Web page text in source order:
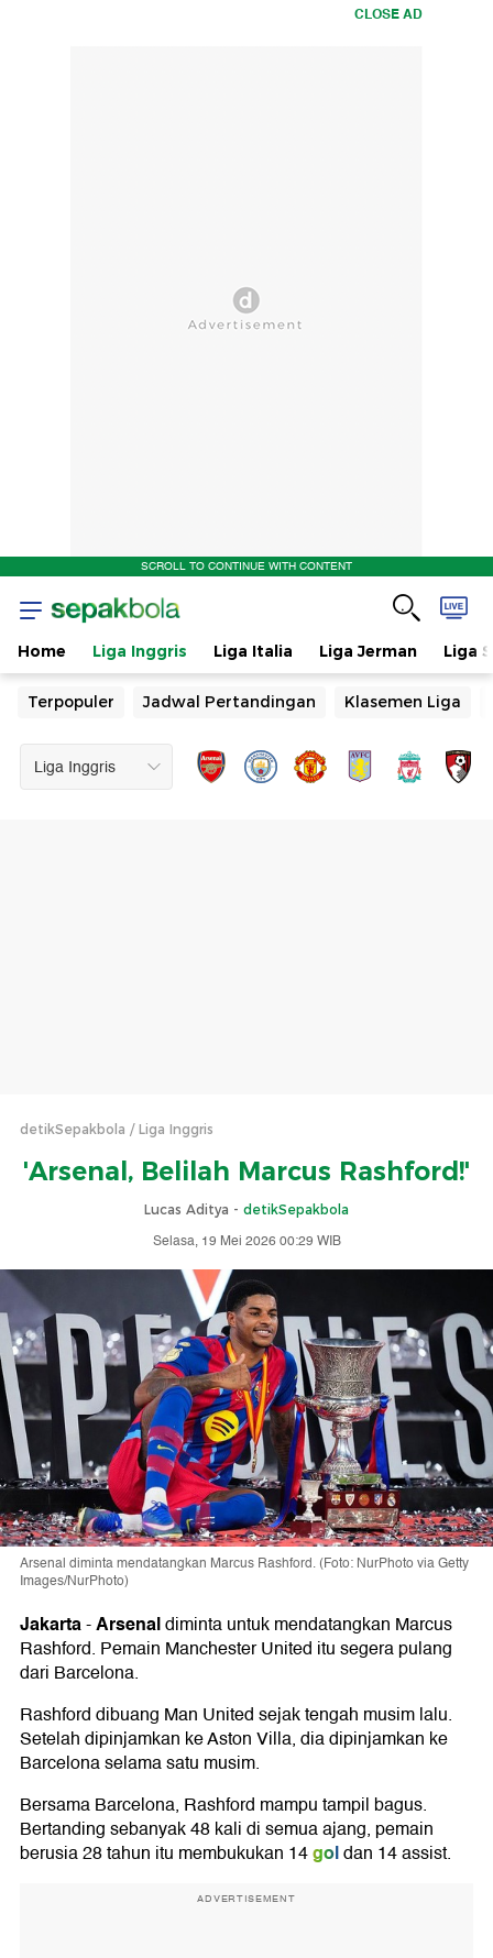
CLOSE AD
SCROLL TO CONTINUE WITH CONTENT
Home Liga Inggris Liga Italia Liga Jerman Liga
Terpopuler Jadwal Pertandingan Klasemen Liga
detikSepakbola Liga Inggris
'Arsenal, Belilah Marcus Rashford!'
Lucas Aditya - detikSepakbola
Selasa, 19 Mei 2026 00:29 WIB
Arsenal diminta mendatangkan Marcus Rashford. (Foto: NurPhoto via Getty
Images/NurPhoto)
Jakarta-Arsenaldiminta untuk mendatangkan Marcus
Rashford. Pemain Manchester United itu segera pulang
dari Barcelona.
Rashford dibuang Man United sejak tengah musim lalu.
Setelah dipinjamkan ke Aston Villa, dia dipinjamkan ke
Barcelona selama satu musim.
Bersama Barcelona, Rashford mampu tampil bagus.
Bertanding sebanyak 48 kali di semua ajang, pemain
berusia 28 tahun itu membukukan 14goldan 14 assist.
ADVERTISEMENT